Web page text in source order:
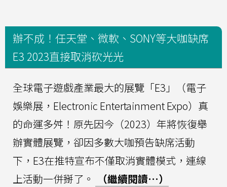
辦不成！任天堂、微軟、SONY等大咖缺席
E3 2023直接取消砍光光
全球電子遊戲產業最大的展覽「E3」（電子
娛樂展，Electronic Entertainment Expo）真
的命運多舛！原先因今（2023）年將恢復舉
辦實體展覽，卻因多數大咖預告缺席活動
下，E3在推特宣布不僅取消實體模式，連線
上活動一併掰了。
（繼續閱讀…）